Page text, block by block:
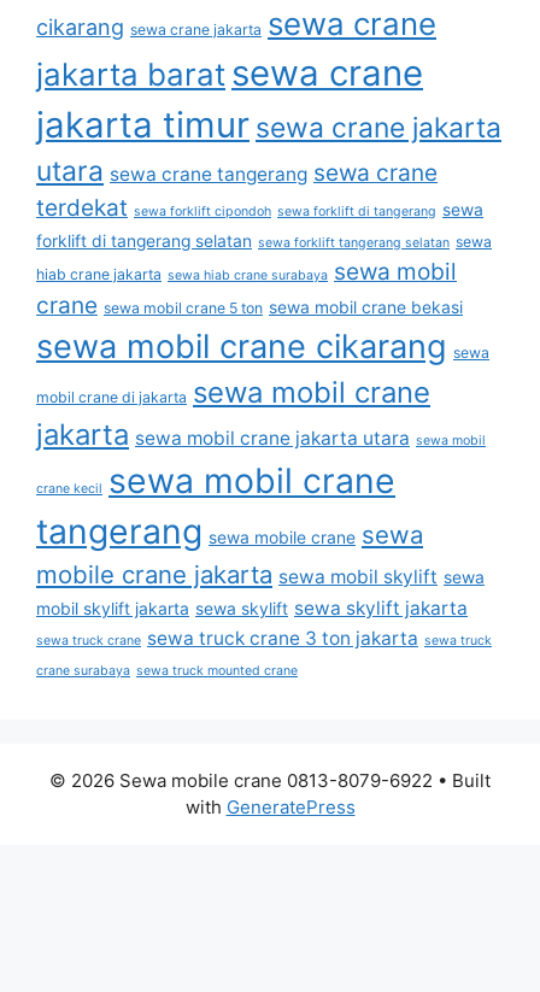
cikarang sewa crane jakarta sewa crane
jakarta baratsewa crane
jakarta timur sewa crane jakarta
utara sewa crane tangerang sewa crane
terdekat sewa forklift cipondoh sewa forklift di tangerang sewa
forklift di tangerang selatan sewa forklift tangerang selatan sewa
hiab crane jakarta sewa hiab crane surabaya sewa mobil
crane sewa mobil crane 5 ton sewa mobil crane bekasi
sewa mobil crane cikarang sewa
mobil crane di jakarta sewa mobil crane
jakarta sewa mobil crane jakarta utara sewa mobil
crane kecil sewa mobil crane
tangerang sewa mobile crane sewa
mobile crane jakarta sewa mobil skylift sewa
mobil skylift jakarta sewa skylift sewa skylift jakarta
sewa truck crane sewa truck crane 3 ton jakarta sewa truck
crane surabaya sewa truck mounted crane
© 2026 Sewa mobile crane 0813-8079-6922 • Built
with GeneratePress